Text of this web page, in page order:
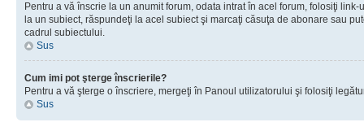
Pentru a vă înscrie la un anumit forum, odata intrat în acel forum, folosiţi
la un subiect, răspundeţi la acel subiect şi marcaţi căsuţa de abonare sau
cadrul subiectului.
Sus
Cum imi pot şterge înscrierile?
Pentru a vă şterge o înscriere, mergeţi în Panoul utilizatorului şi folosiţi
Sus